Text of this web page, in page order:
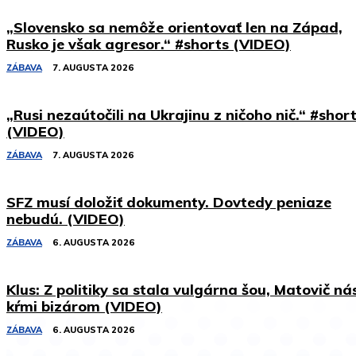
„Slovensko sa nemôže orientovať len na Západ,
Rusko je však agresor.“ #shorts (VIDEO)
ZÁBAVA 7. AUGUSTA 2026
„Rusi nezaútočili na Ukrajinu z ničoho nič.“
(VIDEO)
ZÁBAVA 7. AUGUSTA 2026
SFZ musí doložiť dokumenty. Dovtedy peniaze
nebudú. (VIDEO)
ZÁBAVA 6. AUGUSTA 2026
Klus: Z politiky sa stala vulgárna šou, Matovič
kŕmi bizárom (VIDEO)
ZÁBAVA 6. AUGUSTA 2026